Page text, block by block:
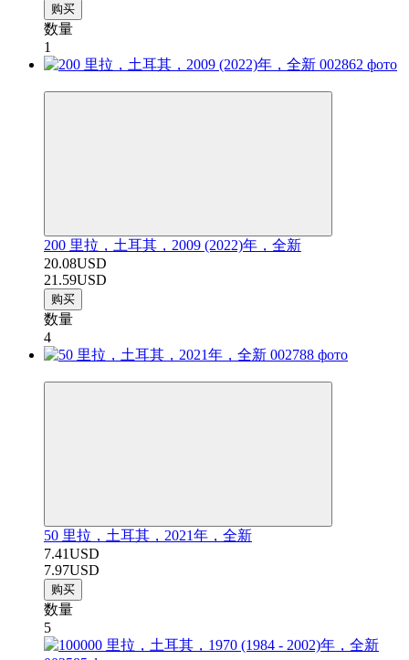
购买
数量
1
200 里拉，土耳其，2009 (2022)年，全新
20.08USD
21.59USD
购买
数量
4
50 里拉，土耳其，2021年，全新
7.41USD
7.97USD
购买
数量
5